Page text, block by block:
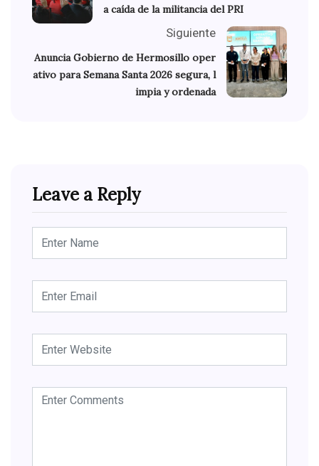
a caída de la militancia del PRI
Siguiente
Anuncia Gobierno de Hermosillo oper
ativo para Semana Santa 2026 segura, l
impia y ordenada
Leave a Reply